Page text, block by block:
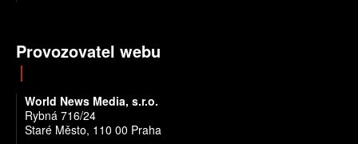
Provozovatel webu
World News Media, s.r.o.
Rybná 716/24
Staré Město, 110 00 Praha